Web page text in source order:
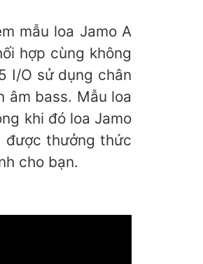
mẫu loa Jamo A
hợp cùng không
I/O sử dụng chân
âm bass. Mẫu loa
khi đó loa Jamo
được thưởng thức
cho bạn.